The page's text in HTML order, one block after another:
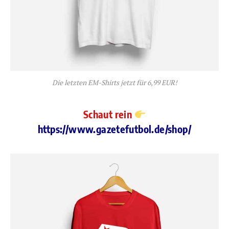
Die letzten EM-Shirts jetzt für 6,99 EUR!
Schaut rein
https://www.gazetefutbol.de/shop/